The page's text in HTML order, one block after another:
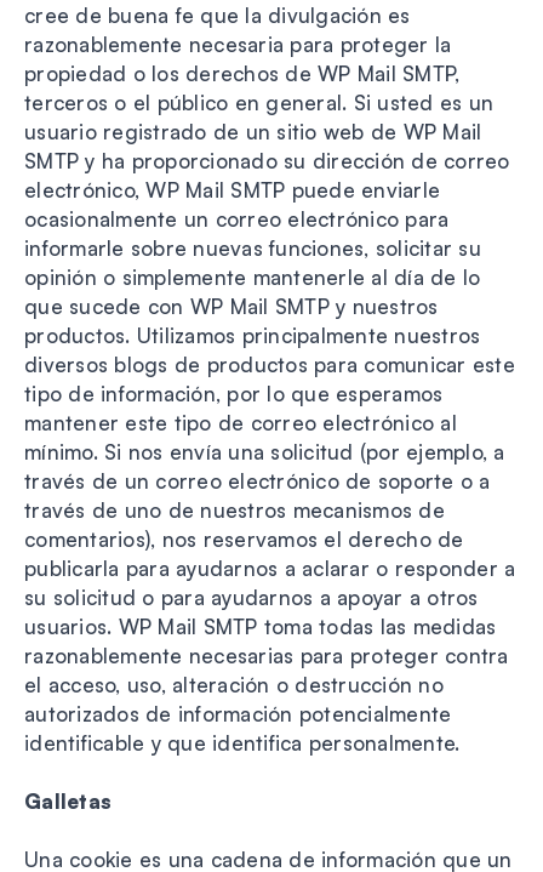
cree de buena fe que la divulgación es
razonablemente necesaria para proteger la
propiedad o los derechos de WP Mail SMTP,
terceros o el público en general. Si usted es un
usuario registrado de un sitio web de WP Mail
SMTP y ha proporcionado su dirección de correo
electrónico, WP Mail SMTP puede enviarle
ocasionalmente un correo electrónico para
informarle sobre nuevas funciones, solicitar su
opinión o simplemente mantenerle al día de lo
que sucede con WP Mail SMTP y nuestros
productos. Utilizamos principalmente nuestros
diversos blogs de productos para comunicar este
tipo de información, por lo que esperamos
mantener este tipo de correo electrónico al
mínimo. Si nos envía una solicitud (por ejemplo, a
través de un correo electrónico de soporte o a
través de uno de nuestros mecanismos de
comentarios), nos reservamos el derecho de
publicarla para ayudarnos a aclarar o responder a
su solicitud o para ayudarnos a apoyar a otros
usuarios. WP Mail SMTP toma todas las medidas
razonablemente necesarias para proteger contra
el acceso, uso, alteración o destrucción no
autorizados de información potencialmente
identificable y que identifica personalmente.
Galletas
Una cookie es una cadena de información que un